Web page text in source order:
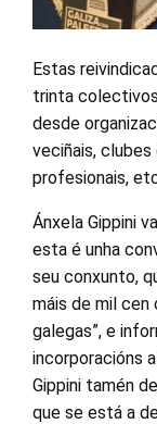
Estas
trinta
desde
veciñais,
profesionais,
Ánxela Gippini
esta é unha
seu conxunto,
máis de mil
galegas”, e
incorporacións
Gippini tamén
que se está a